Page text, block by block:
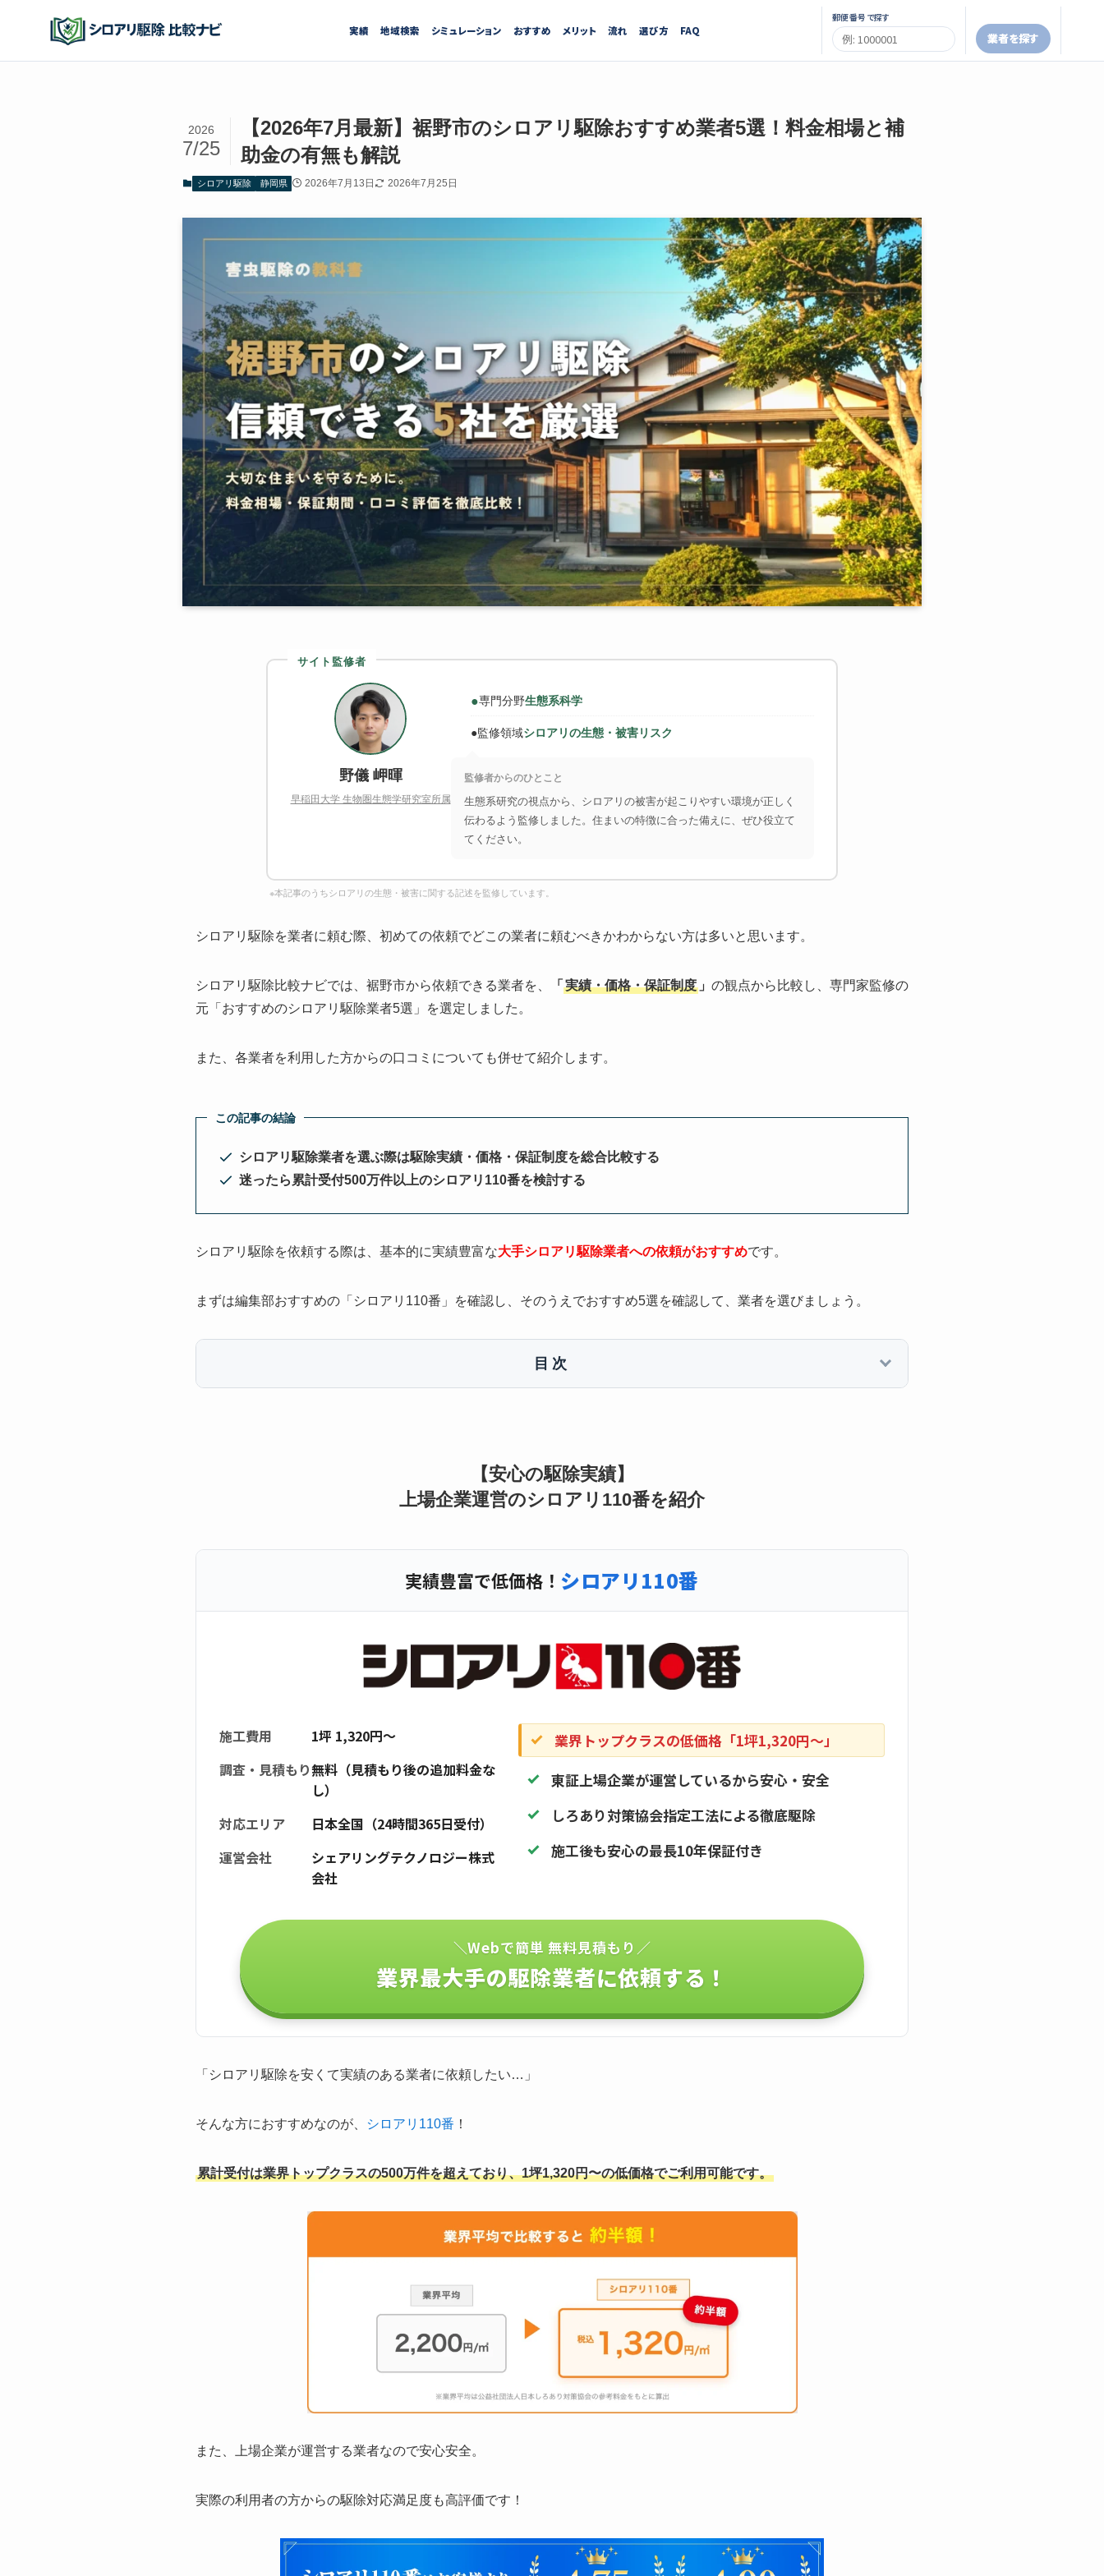
実績 地域検索 シミュレーション おすすめ メリット 流れ 選び方 FAQ
郵便番号で探す
業者を探す
【2026年7月最新】裾野市のシロアリ駆除おすすめ業者5選！料金相場と補
助金の有無も解説
2026
7/25
シロアリ駆除 静岡県 2026年7月13日 2026年7月25日
サイト監修者
野儀 岬暉
早稲田大学 生物圏生態学研究室所属
●専門分野生態系科学
●監修領域シロアリの生態・被害リスク
監修者からのひとこと
生態系研究の視点から、シロアリの被害が起こりやすい環境が正しく
伝わるよう監修しました。住まいの特徴に合った備えに、ぜひ役立て
てください。
※本記事のうちシロアリの生態・被害に関する記述を監修しています。
シロアリ駆除を業者に頼む際、初めての依頼でどこの業者に頼むべきかわからない方は多いと思います。
シロアリ駆除比較ナビでは、裾野市から依頼できる業者を、 「 実績・価格・保証制度 」 の観点から比較し、専門家監修の
元「おすすめのシロアリ駆除業者5選」を選定しました。
また、各業者を利用した方からの口コミについても併せて紹介します。
この記事の結論
シロアリ駆除業者を選ぶ際は駆除実績・価格・保証制度を総合比較する
迷ったら累計受付500万件以上のシロアリ110番を検討する
シロアリ駆除を依頼する際は、基本的に実績豊富な大手シロアリ駆除業者への依頼がおすすめです。
まずは編集部おすすめの「シロアリ110番」を確認し、そのうえでおすすめ5選を確認して、業者を選びましょう。
目次
【安心の駆除実績】
上場企業運営のシロアリ110番を紹介
実績豊富で低価格！ シロアリ110番
施工費用
1坪 1,320円〜
調査・見積もり無料（見積もり後の追加料金な
し）
対応エリア
日本全国（24時間365日受付）
運営会社
シェアリングテクノロジー株式
会社
業界トップクラスの低価格「1坪1,320円〜」
東証上場企業が運営しているから安心・安全
しろあり対策協会指定工法による徹底駆除
施工後も安心の最長10年保証付き
＼Webで簡単 無料見積もり／
業界最大手の駆除業者に依頼する！
「シロアリ駆除を安くて実績のある業者に依頼したい…」
そんな方におすすめなのが、 シロアリ110番 ！
累計受付は業界トップクラスの500万件を超えており、1坪1,320円〜の低価格でご利用可能です。
また、上場企業が運営する業者なので安心安全。
実際の利用者の方からの駆除対応満足度も高評価です！